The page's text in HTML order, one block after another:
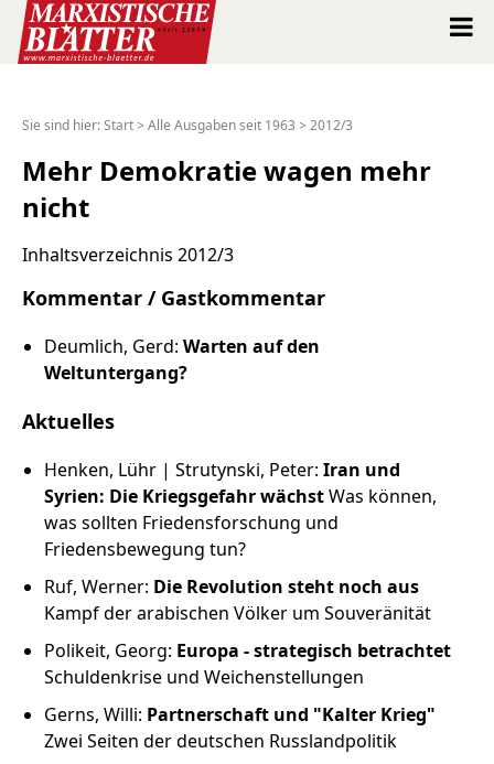
Suche
Shop
Spenden
Russland intern
Fundus
Bildungsarbeit
Edition
Kontakt
Sie sind hier:Start >Alle Ausgaben seit 1963 >2012/3
Mehr Demokratie wagen mehr
nicht
Inhaltsverzeichnis 2012/3
Kommentar / Gastkommentar
Deumlich, Gerd: Warten auf den
Weltuntergang?
Aktuelles
Henken, Lühr | Strutynski, Peter: Iran und
Syrien: Die Kriegsgefahr wächstWas können,
was sollten Friedensforschung und
Friedensbewegung tun?
Ruf, Werner: Die Revolution steht noch aus
Kampf der arabischen Völker um Souveränität
Polikeit, Georg: Europa - strategisch betrachtet
Schuldenkrise und Weichenstellungen
Gerns, Willi: Partnerschaft und "Kalter Krieg"
Zwei Seiten der deutschen Russlandpolitik